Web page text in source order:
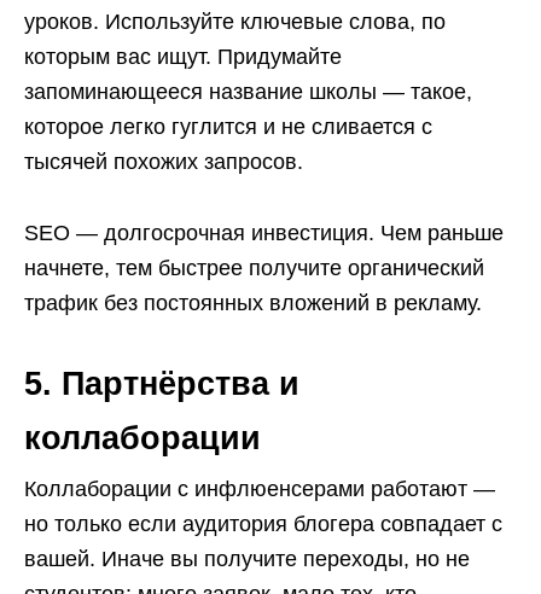
уроков. Используйте ключевые слова, по
которым вас ищут. Придумайте
запоминающееся название школы — такое,
которое легко гуглится и не сливается с
тысячей похожих запросов.
SEO — долгосрочная инвестиция. Чем раньше
начнете, тем быстрее получите органический
трафик без постоянных вложений в рекламу.
5. Партнёрства и
коллаборации
Коллаборации с инфлюенсерами работают —
но только если аудитория блогера совпадает с
вашей. Иначе вы получите переходы, но не